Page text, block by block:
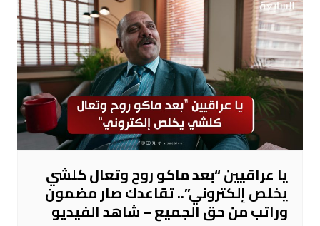
يا عراقيين “بعد ماكو روح وتعال كلشي
يخلص إلكتروني”.. تقاعدك صار مضمون
وراتب من حق الجميع – شاهد الفيديو